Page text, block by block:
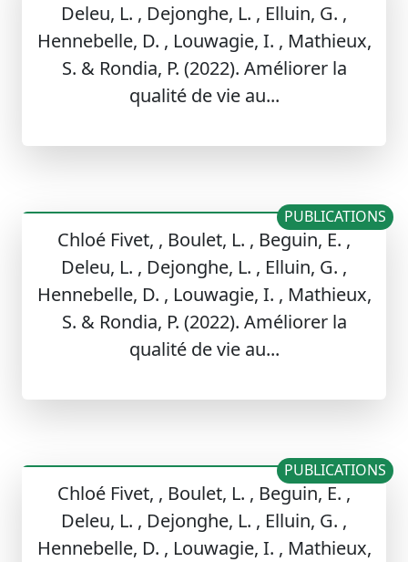
Deleu, L. , Dejonghe, L. , Elluin, G. ,
Hennebelle, D. , Louwagie, I. , Mathieux,
S. & Rondia, P. (2022). Améliorer la
qualité de vie au...
Chloé Fivet, , Boulet, L. , Beguin, E. ,
Deleu, L. , Dejonghe, L. , Elluin, G. ,
Hennebelle, D. , Louwagie, I. , Mathieux,
S. & Rondia, P. (2022). Améliorer la
qualité de vie au...
PUBLICATIONS
Chloé Fivet, , Boulet, L. , Beguin, E. ,
Deleu, L. , Dejonghe, L. , Elluin, G. ,
Hennebelle, D. , Louwagie, I. , Mathieux,
PUBLICATIONS